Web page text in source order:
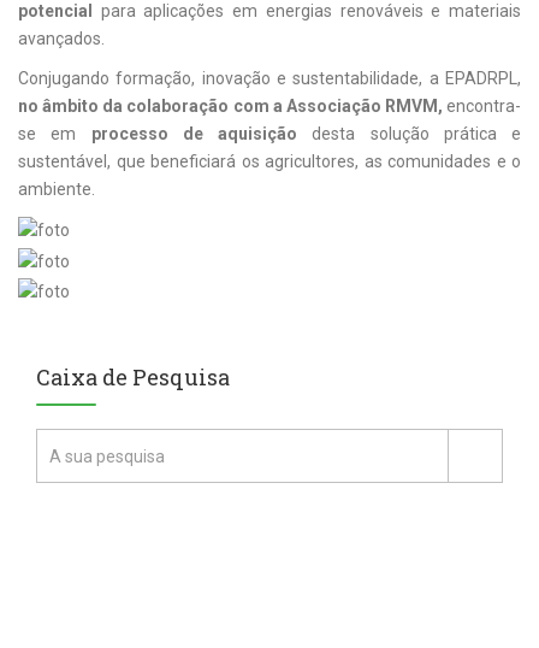
potencial
para aplicações em energias renováveis e materiais
avançados.
Conjugando formação, inovação e sustentabilidade, a EPADRPL,
no âmbito da colaboração com a Associação RMVM , encontra-
se em processo de aquisição desta solução prática e
sustentável, que beneficiará os agricultores, as comunidades e o
ambiente.
Caixa de Pesquisa